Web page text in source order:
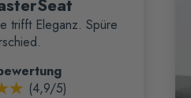
trifft Eleganz. Spüre
(4,9/5)